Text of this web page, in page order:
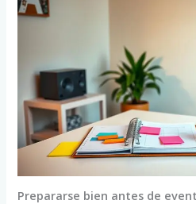
Prepararse bien antes de